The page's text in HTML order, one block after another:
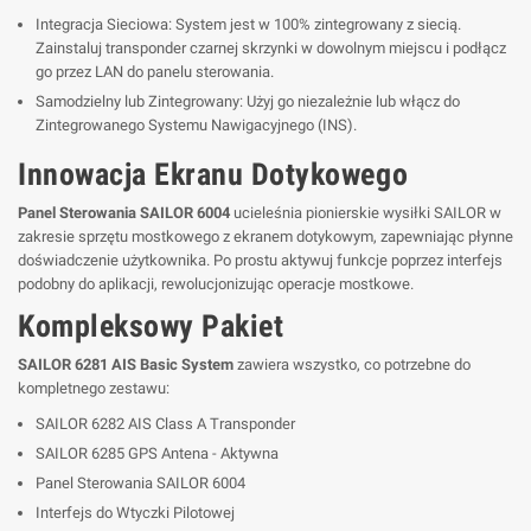
Integracja Sieciowa: System jest w 100% zintegrowany z siecią.
Zainstaluj transponder czarnej skrzynki w dowolnym miejscu i podłącz
go przez LAN do panelu sterowania.
Samodzielny lub Zintegrowany: Użyj go niezależnie lub włącz do
Zintegrowanego Systemu Nawigacyjnego (INS).
Innowacja Ekranu Dotykowego
Panel Sterowania SAILOR 6004 ucieleśnia pionierskie wysiłki SAILOR w
zakresie sprzętu mostkowego z ekranem dotykowym, zapewniając płynne
doświadczenie użytkownika. Po prostu aktywuj funkcje poprzez interfejs
podobny do aplikacji, rewolucjonizując operacje mostkowe.
Kompleksowy Pakiet
SAILOR 6281 AIS Basic System zawiera wszystko, co potrzebne do
kompletnego zestawu:
SAILOR 6282 AIS Class A Transponder
SAILOR 6285 GPS Antena - Aktywna
Panel Sterowania SAILOR 6004
Interfejs do Wtyczki Pilotowej